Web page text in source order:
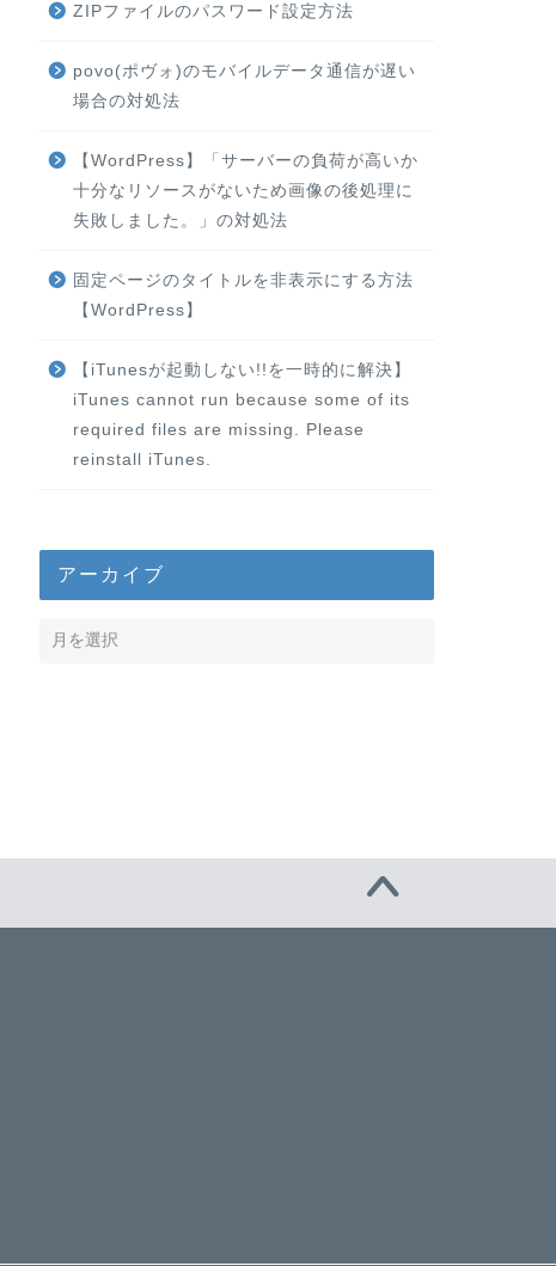
ZIPファイルのパスワード設定方法
povo(ポヴォ)のモバイルデータ通信が遅い
場合の対処法
【WordPress】「サーバーの負荷が高いか
十分なリソースがないため画像の後処理に
失敗しました。」の対処法
固定ページのタイトルを非表示にする方法
【WordPress】
【iTunesが起動しない!!を一時的に解決】
iTunes cannot run because some of its
required files are missing. Please
reinstall iTunes.
アーカイブ